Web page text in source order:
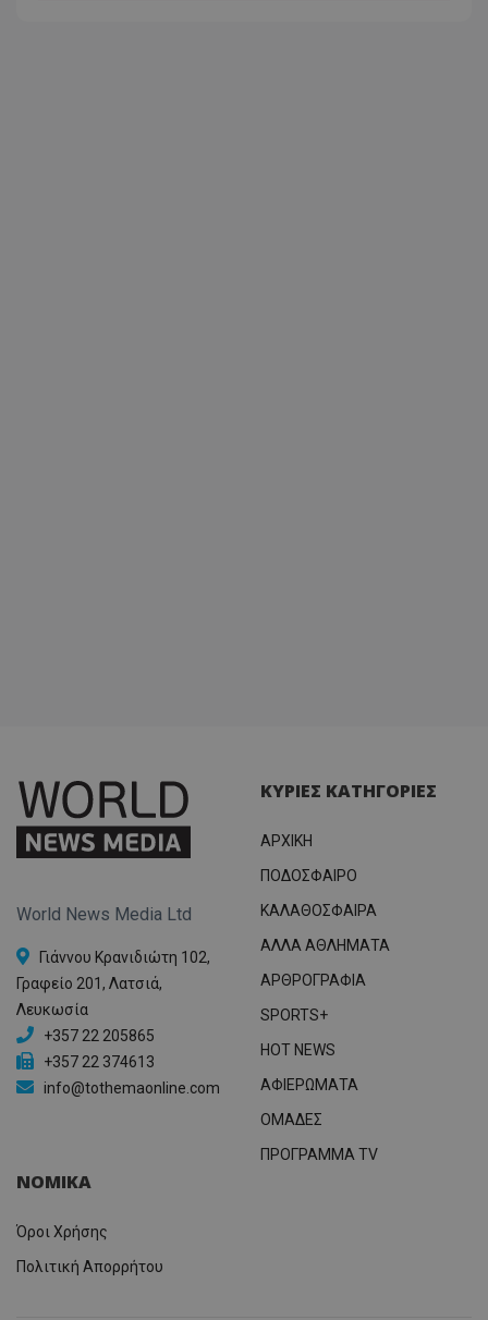
World News Media Ltd
Γιάννου Κρανιδιώτη 102,
Γραφείο 201, Λατσιά,
Λευκωσία
+357 22 205865
+357 22 374613
info@tothemaonline.com
ΚΥΡΙΕΣ ΚΑΤΗΓΟΡΙΕΣ
ΑΡΧΙΚΗ
ΠΟΔΟΣΦΑΙΡΟ
ΚΑΛΑΘΟΣΦΑΙΡΑ
ΑΛΛΑ ΑΘΛΗΜΑΤΑ
ΑΡΘΡΟΓΡΑΦΙΑ
SPORTS+
HOT NEWS
ΑΦΙΕΡΩΜΑΤΑ
ΟΜΑΔΕΣ
ΠΡΟΓΡΑΜΜΑ TV
ΝΟΜΙΚΑ
Όροι Χρήσης
Πολιτική Απορρήτου